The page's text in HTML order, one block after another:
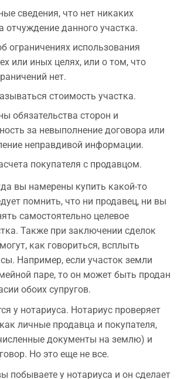
сведения, что нет никаких
отчуждение данного участка.
ограничениях использования
или иных целях, или о том, что
нет.
стоимость участка.
обязательства сторон и
за невыполнение договора или
неправдивой информации.
покупателя с продавцом.
вы намерены купить какой-то
помнить, что ни продавец, ни вы
самостоятельно целевое
Также при заключении сделок
как говориться, всплыть
Например, если участок земли
паре, то он может быть продан
обоих супругов.
у нотариуса. Нотариус проверяет
личные продавца и покупателя,
документы на землю) и
Но это еще не все.
побываете у нотариуса и он сделает